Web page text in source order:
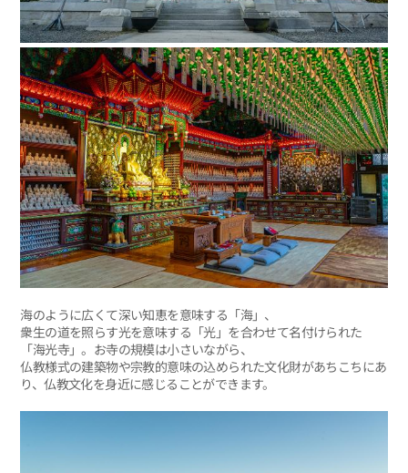
海のように広くて深い知恵を意味する「海」、
衆生の道を照らす光を意味する「光」を合わせて名付けられた
「海光寺」。お寺の規模は小さいながら、
仏教様式の建築物や宗教的意味の込められた文化財があちこちにあ
り、仏教文化を身近に感じることができます。